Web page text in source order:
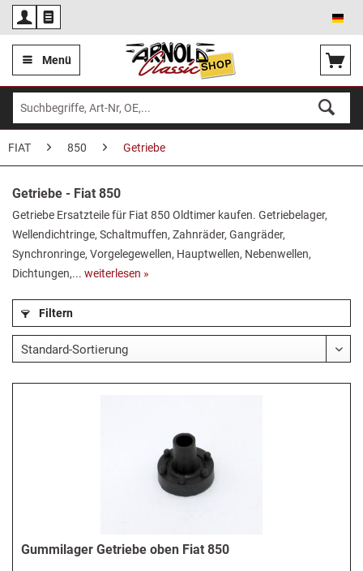
Menü
FIAT 850 Getriebe
Getriebe - Fiat 850
Getriebe Ersatzteile für Fiat 850 Oldtimer kaufen. Getriebelager,
Wellendichtringe, Schaltmuffen, Zahnräder, Gangräder,
Synchronringe, Vorgelegewellen, Hauptwellen, Nebenwellen,
Dichtungen,... weiterlesen »
Filtern
Gummilager Getriebe oben Fiat 850